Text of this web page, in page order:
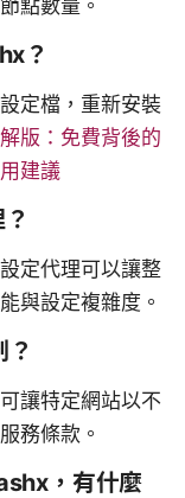
點數量。
？
定檔，重新安裝
版：免費背後的
建議
定代理可以讓整
與設定複雜度。
讓特定網站以不
務條款。
，有什麼